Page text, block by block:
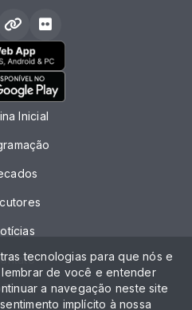
Inicial
Chat
tecnologias para que nós e
de você e entender
a navegação neste site
implícito à nossa